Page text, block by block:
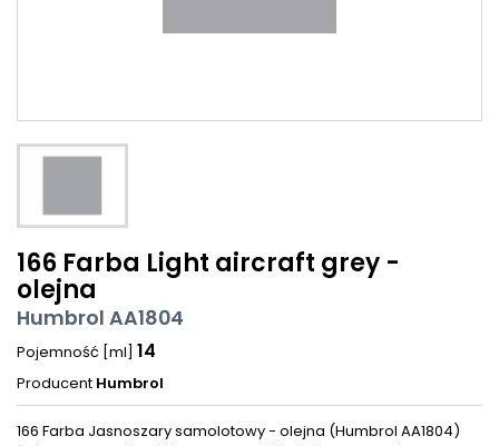
166 Farba Light aircraft grey -
olejna
Humbrol AA1804
Pojemność [ml] 14
Producent Humbrol
166 Farba Jasnoszary samolotowy - olejna (Humbrol AA1804)